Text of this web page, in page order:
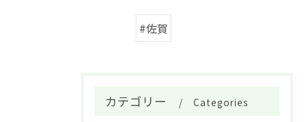
#佐賀
カテゴリー Categories